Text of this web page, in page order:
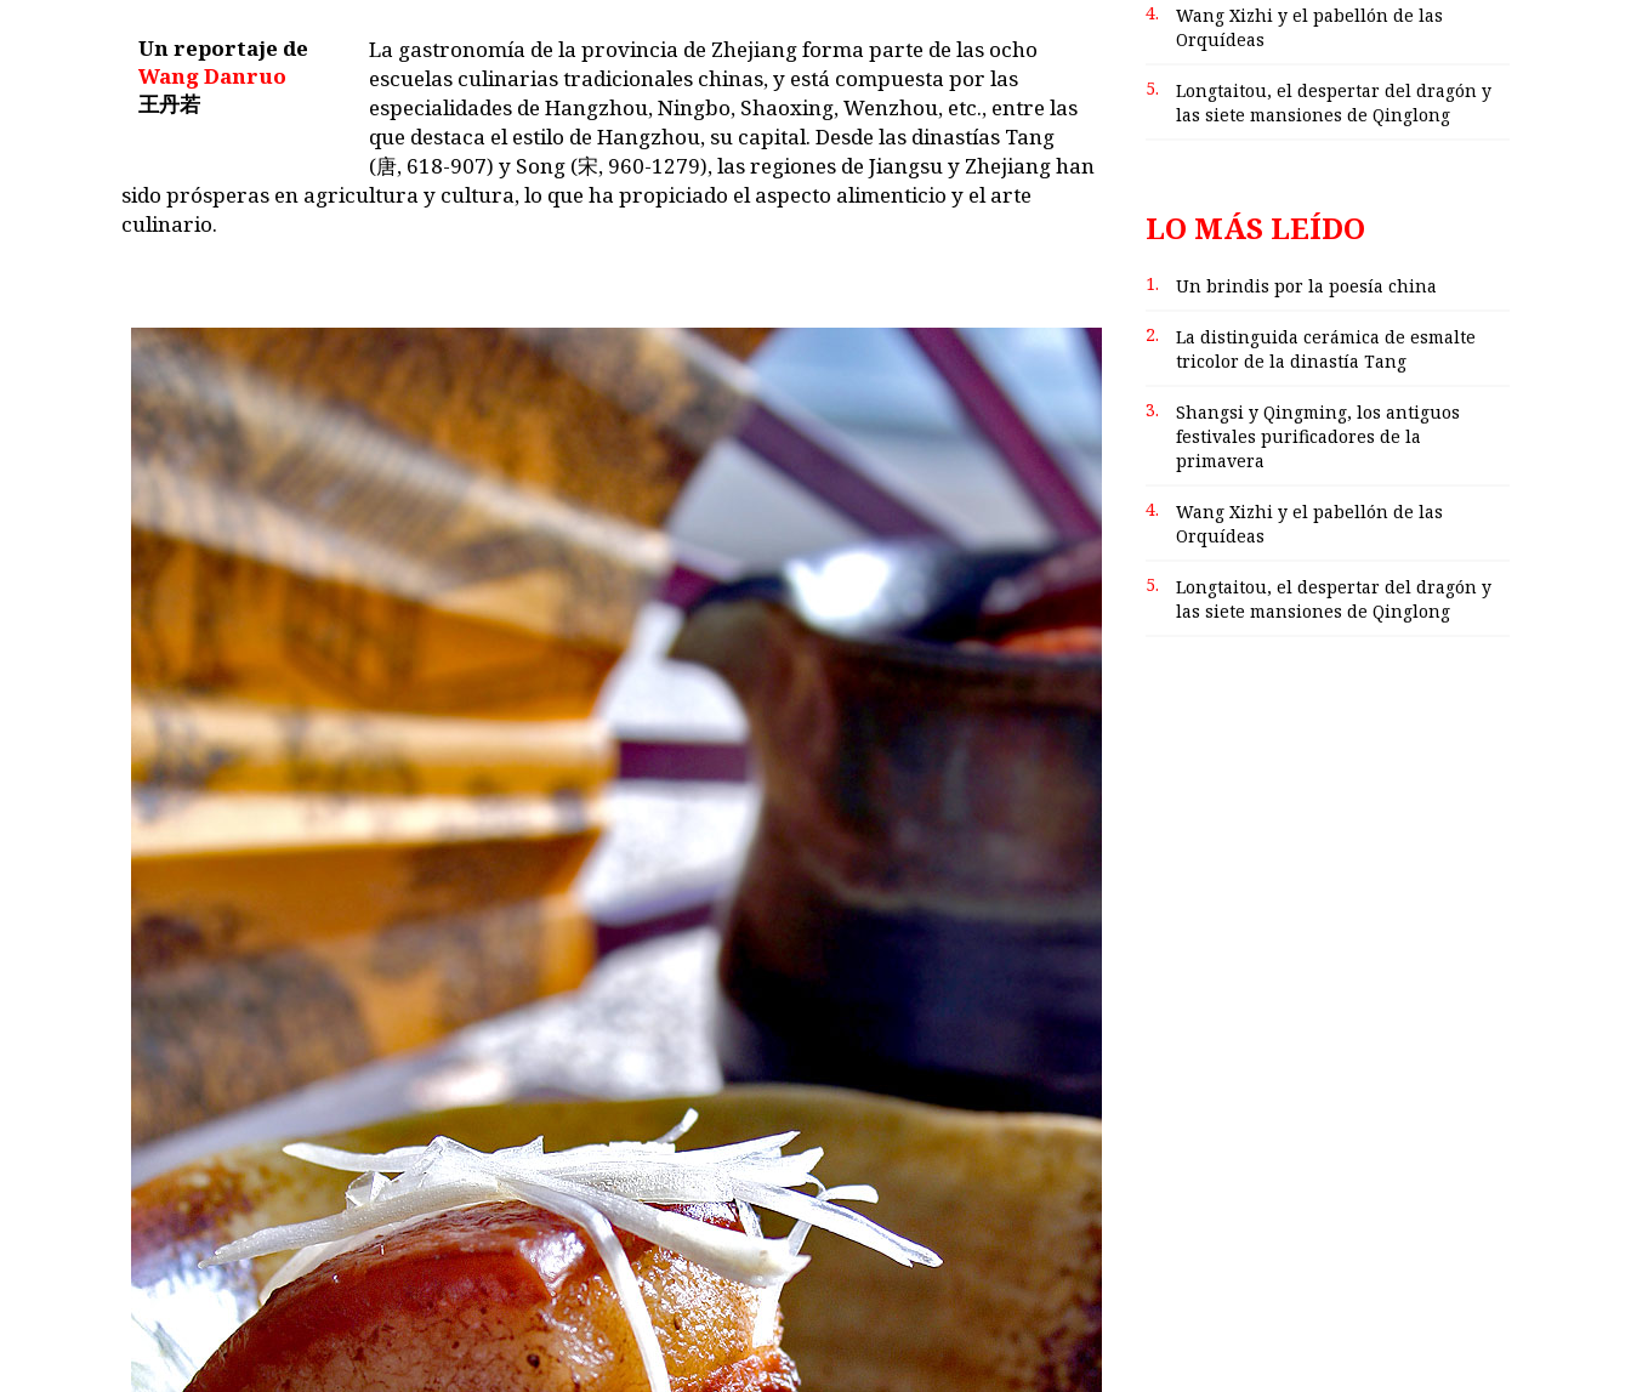
Un reportaje de
Wang Danruo
王丹若
La gastronomía de la provincia de Zhejiang forma parte de las ocho
escuelas culinarias tradicionales chinas, y está compuesta por las
especialidades de Hangzhou, Ningbo, Shaoxing, Wenzhou, etc., entre las
que destaca el estilo de Hangzhou, su capital. Desde las dinastías Tang
(唐, 618-907) y Song (宋, 960-1279), las regiones de Jiangsu y Zhejiang han
sido prósperas en agricultura y cultura, lo que ha propiciado el aspecto alimenticio y el arte
culinario.
4.
Wang Xizhi y el pabellón de las
Orquídeas
5.
Longtaitou, el despertar del dragón y
las siete mansiones de Qinglong
LO MÁS LEÍDO
1. Un brindis por la poesía china
2.
La distinguida cerámica de esmalte
tricolor de la dinastía Tang
3.
Shangsi y Qingming, los antiguos
festivales purificadores de la
primavera
4.
Wang Xizhi y el pabellón de las
Orquídeas
5.
Longtaitou, el despertar del dragón y
las siete mansiones de Qinglong